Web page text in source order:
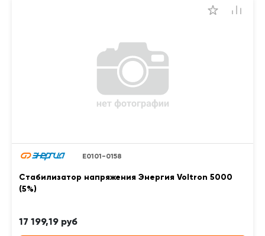
Е0101-0158
Стабилизатор напряжения Энергия Voltron 5000
(5%)
17 199,19 руб